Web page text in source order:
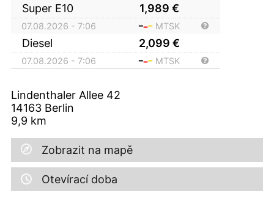
Super E10 1,989 €
07.08.2026 - 7:06 MTSK
Diesel 2,099 €
07.08.2026 - 7:06 MTSK
Lindenthaler Allee 42
14163 Berlin
9,9 km
Zobrazit na mapě
Otevírací doba